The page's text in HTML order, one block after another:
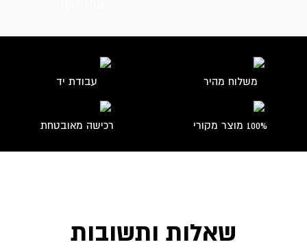
משלוח מהיר עבודת יד
100% מוצר מקורי רכישה מאובטחת
שאלות ותשובות